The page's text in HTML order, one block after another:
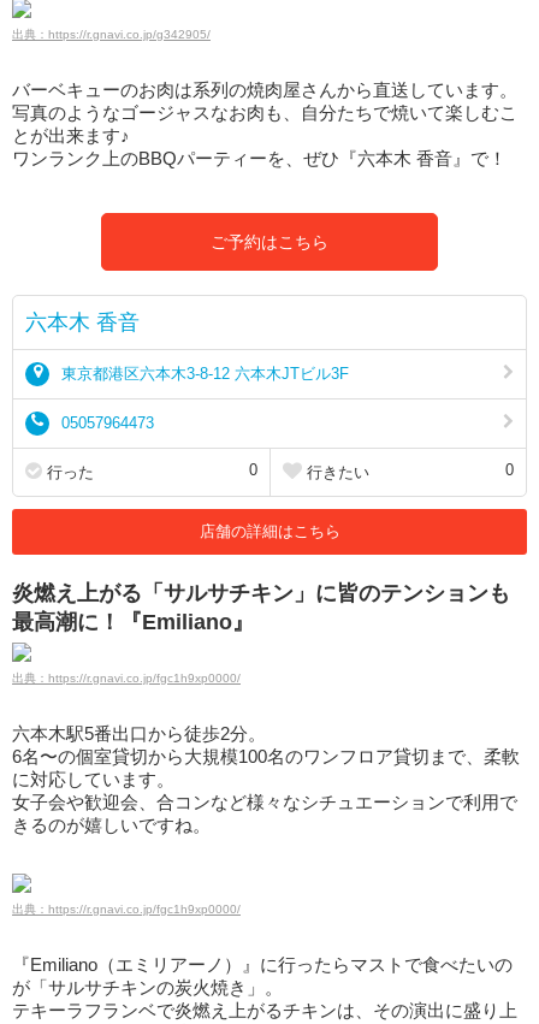
出典：https://r.gnavi.co.jp/g342905/
バーベキューのお肉は系列の焼肉屋さんから直送しています。
写真のようなゴージャスなお肉も、自分たちで焼いて楽しむこ
とが出来ます♪
ワンランク上のBBQパーティーを、ぜひ『六本木 香音』で！
ご予約はこちら
六本木 香音
東京都港区六本木3-8-12 六本木JTビル3F
05057964473
行った 0 行きたい 0
店舗の詳細はこちら
炎燃え上がる「サルサチキン」に皆のテンションも
最高潮に！『Emiliano』
出典：https://r.gnavi.co.jp/fgc1h9xp0000/
六本木駅5番出口から徒歩2分。
6名〜の個室貸切から大規模100名のワンフロア貸切まで、柔軟
に対応しています。
女子会や歓迎会、合コンなど様々なシチュエーションで利用で
きるのが嬉しいですね。
出典：https://r.gnavi.co.jp/fgc1h9xp0000/
『Emiliano（エミリアーノ）』に行ったらマストで食べたいの
が「サルサチキンの炭火焼き」。
テキーラフランベで炎燃え上がるチキンは、その演出に盛り上